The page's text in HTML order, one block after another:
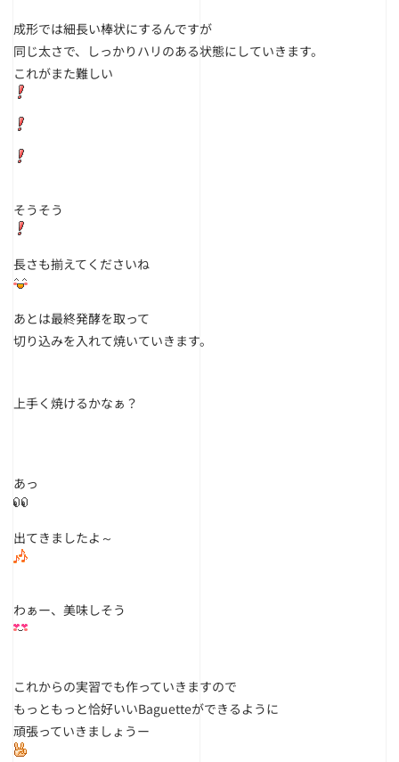
成形では細長い棒状にするんですが
同じ太さで、しっかりハリのある状態にしていきます。
これがまた難しい
そうそう
長さも揃えてくださいね
あとは最終発酵を取って
切り込みを入れて焼いていきます。
上手く焼けるかなぁ？
あっ
出てきましたよ～
わぁー、美味しそう
これからの実習でも作っていきますので
もっともっと恰好いいBaguetteができるように
頑張っていきましょうー